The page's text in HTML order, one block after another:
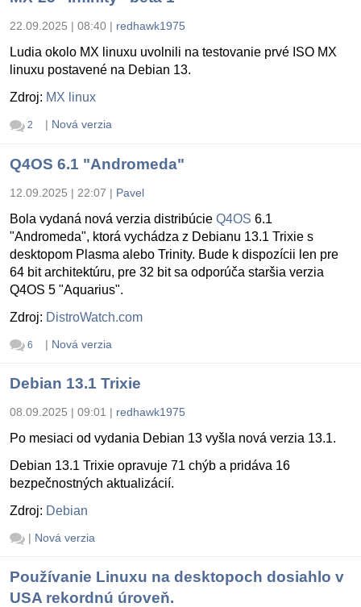
22.09.2025 | 08:40 | redhawk1975
Ludia okolo MX linuxu uvolnili na testovanie prvé ISO MX
linuxu postavené na Debian 13.
Zdroj: MX linux
2 | Nová verzia
Q4OS 6.1 "Andromeda"
12.09.2025 | 22:07 | Pavel
Bola vydaná nová verzia distribúcie Q4OS 6.1
"Andromeda", ktorá vychádza z Debianu 13.1 Trixie s
desktopom Plasma alebo Trinity. Bude k dispozícii len pre
64 bit architektúru, pre 32 bit sa odporúča staršia verzia
Q4OS 5 "Aquarius".
Zdroj: DistroWatch.com
6 | Nová verzia
Debian 13.1 Trixie
08.09.2025 | 09:01 | redhawk1975
Po mesiaci od vydania Debian 13 vyšla nová verzia 13.1.
Debian 13.1 Trixie opravuje 71 chýb a pridáva 16
bezpečnostných aktualizácií.
Zdroj: Debian
| Nová verzia
Používanie Linuxu na desktopoch dosiahlo v
USA rekordnú úroveň.